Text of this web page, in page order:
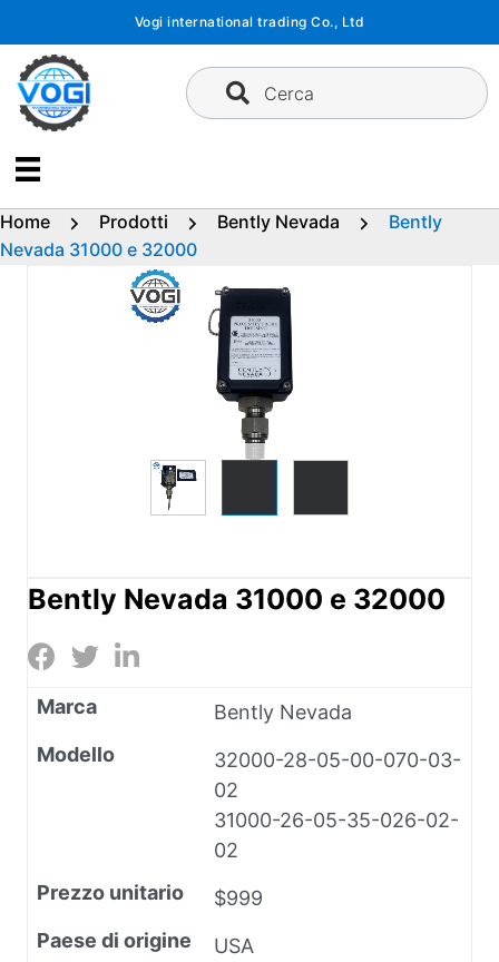
contenuto
Vogi international trading Co., Ltd
Cerca
Home Prodotti Bently Nevada
Bently
Nevada 31000 e 32000
Bently Nevada 31000 e 32000
Marca
Bently Nevada
Modello
32000-28-05-00-070-03-
02
31000-26-05-35-026-02-
02
Prezzo unitario
$999
Paese di origine
USA